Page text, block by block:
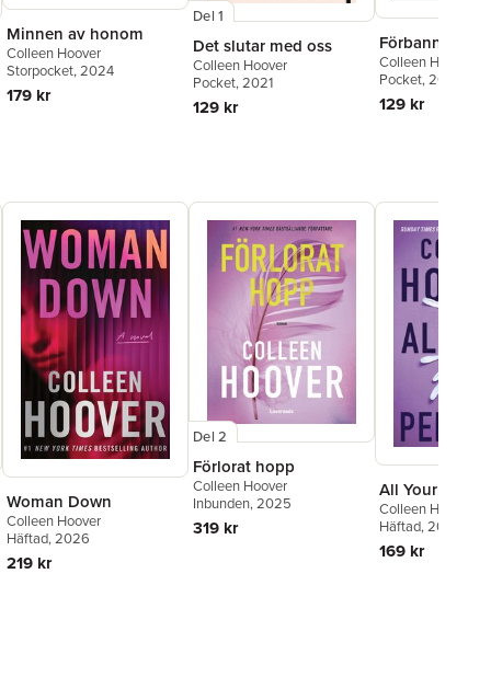
Minnen av honom
Colleen Hoover
Storpocket, 2024
179 kr
Del 1
Det slutar med oss
Colleen Hoover
Pocket, 2021
129 kr
Förbannade
Colleen Hoover
Pocket, 2018
129 kr
Woman Down
Colleen Hoover
Häftad, 2026
219 kr
Del 2
Förlorat hopp
Colleen Hoover
Inbunden, 2025
319 kr
All Your
Colleen Hoover
Häftad, 2022
169 kr